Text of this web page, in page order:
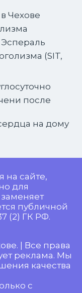
Чехове
(SIT,
после
на дому
на сайте,
для
публичной
(2) ГК РФ.
| Все права
реклама. Мы
качества
с